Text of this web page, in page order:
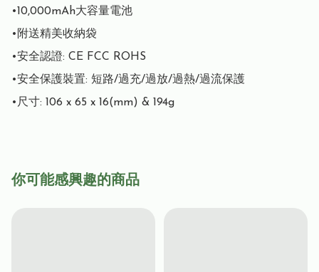
•10,000mAh大容量電池
•附送精美收納袋
•安全認證: CE FCC ROHS
•安全保護裝置: 短路/過充/過放/過熱/過流保護
•尺寸: 106 x 65 x 16(mm) & 194g
你可能感興趣的商品